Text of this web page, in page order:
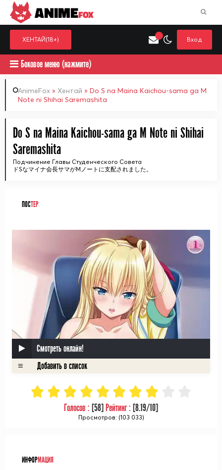
Выберите одну категорию для поиска Аниме
ANIMEFOX
ХЕНТАЙ(18+) Вход
Боковое меню (нажмите)
AnimeFox » Хентай » Do S na Maina Kaichou-sama ga M
Note ni Shihai Saremashita
Do S na Maina Kaichou-sama ga M Note ni Shihai
Saremashita
Подчинение Главы Студенческого Совета
ドSなマイナ会長サマがMノートに支配されました。
ПОСТЕР
Смотреть онлайн!
Голосов : [58] Рейтинг : [8.19/10]
Просмотров: (103 033)
ИНФОРМАЦИЯ